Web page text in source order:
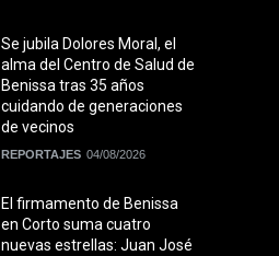
Se jubila Dolores Moral, el
alma del Centro de Salud de
Benissa tras 35 años
cuidando de generaciones
de vecinos
REPORTAJES 04/08/2026
El firmamento de Benissa
en Corto suma cuatro
nuevas estrellas: Juan José